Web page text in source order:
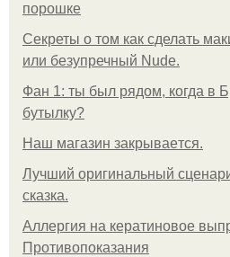
порошке
Секреты о том как сделать
или безупречный Nude.
Фан 1: ты был рядом, когда в
бутылку?
Нaш магaзин зaкрывaeтся.
Лучший оригинальный
сказка.
Аллергия на кератиновое
Противопоказания